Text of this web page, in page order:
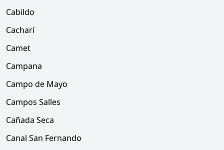
Cabildo
Cacharí
Camet
Campana
Campo de Mayo
Campos Salles
Cañada Seca
Canal San Fernando